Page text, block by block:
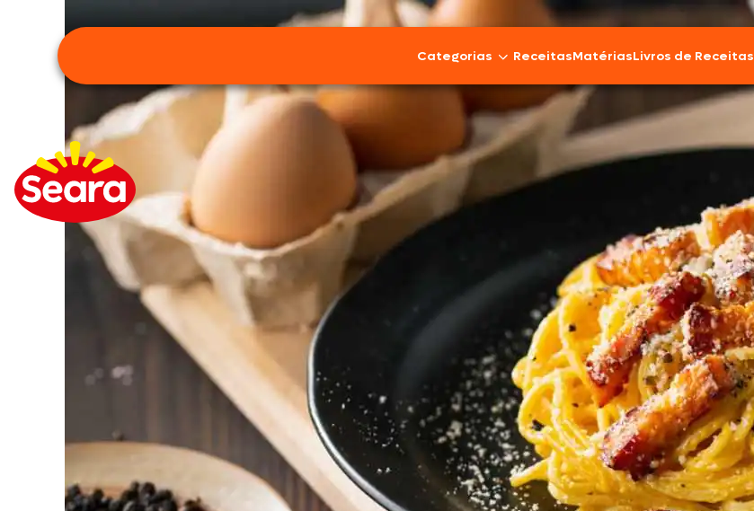
Categorias
Bovinos
Cordeiro
Carnes Suínas
Frios e Embutidos
Peixes e Frutos do Mar
100% Vegetal
Doces, Bolos e Sobremesas
Pães e Massas
Bebidas
ReceitasMatériasLivros de Receitas